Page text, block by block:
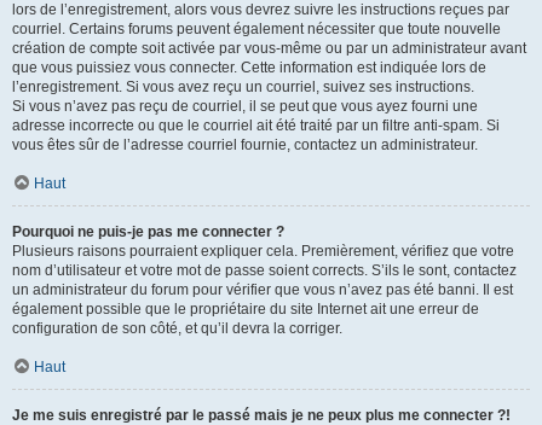
lors de l’enregistrement, alors vous devrez suivre les instructions reçues par
courriel. Certains forums peuvent également nécessiter que toute nouvelle
création de compte soit activée par vous-même ou par un administrateur avant
que vous puissiez vous connecter. Cette information est indiquée lors de
l’enregistrement. Si vous avez reçu un courriel, suivez ses instructions.
Si vous n’avez pas reçu de courriel, il se peut que vous ayez fourni une
adresse incorrecte ou que le courriel ait été traité par un filtre anti-spam. Si
vous êtes sûr de l’adresse courriel fournie, contactez un administrateur.
Haut
Pourquoi ne puis-je pas me connecter ?
Plusieurs raisons pourraient expliquer cela. Premièrement, vérifiez que votre
nom d’utilisateur et votre mot de passe soient corrects. S’ils le sont, contactez
un administrateur du forum pour vérifier que vous n’avez pas été banni. Il est
également possible que le propriétaire du site Internet ait une erreur de
configuration de son côté, et qu’il devra la corriger.
Haut
Je me suis enregistré par le passé mais je ne peux plus me connecter ?!